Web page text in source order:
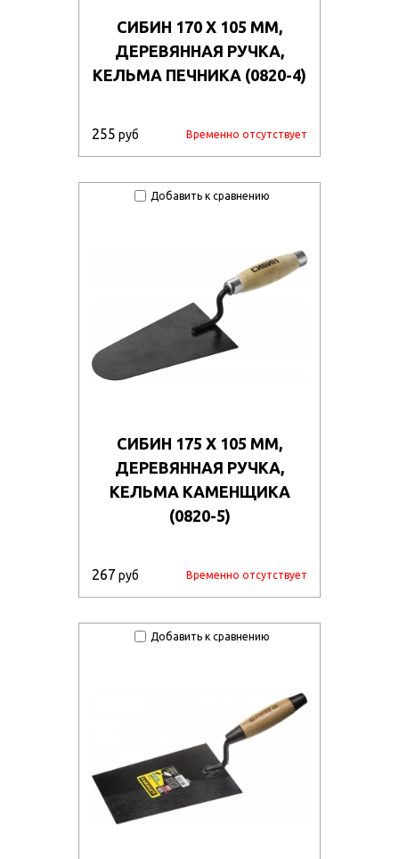
СИБИН 170 Х 105 ММ,
ДЕРЕВЯННАЯ РУЧКА,
КЕЛЬМА ПЕЧНИКА (0820-4)
255 руб Временно отсутствует
Добавить к сравнению
СИБИН 175 Х 105 ММ,
ДЕРЕВЯННАЯ РУЧКА,
КЕЛЬМА КАМЕНЩИКА
(0820-5)
267 руб Временно отсутствует
Добавить к сравнению